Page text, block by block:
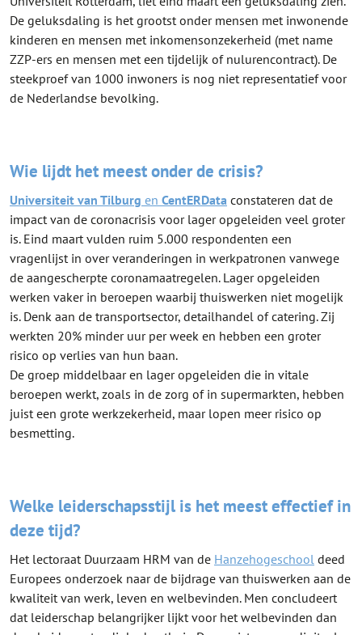
De geluksdaling is het grootst onder mensen met inwonende
kinderen en mensen met inkomensonzekerheid (met name
ZZP-ers en mensen met een tijdelijk of nulurencontract). De
steekproef van 1000 inwoners is nog niet representatief voor
de Nederlandse bevolking.
Wie lijdt het meest onder de crisis?
Universiteit van Tilburg en CentERData constateren dat de
impact van de coronacrisis voor lager opgeleiden veel groter
is. Eind maart vulden ruim 5.000 respondenten een
vragenlijst in over veranderingen in werkpatronen vanwege
de aangescherpte coronamaatregelen. Lager opgeleiden
werken vaker in beroepen waarbij thuiswerken niet mogelijk
is. Denk aan de transportsector, detailhandel of catering. Zij
werkten 20% minder uur per week en hebben een groter
risico op verlies van hun baan.
De groep middelbaar en lager opgeleiden die in vitale
beroepen werkt, zoals in de zorg of in supermarkten, hebben
juist een grote werkzekerheid, maar lopen meer risico op
besmetting.
Welke leiderschapsstijl is het meest effectief in
deze tijd?
Het lectoraat Duurzaam HRM van de Hanzehogeschool deed
Europees onderzoek naar de bijdrage van thuiswerken aan de
kwaliteit van werk, leven en welbevinden. Men concludeert
dat leiderschap belangrijker lijkt voor het welbevinden dan